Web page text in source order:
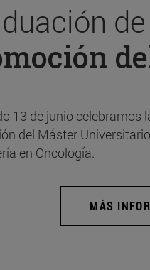
13 de junio celebramos
del Máster
en Oncología.
MÁS